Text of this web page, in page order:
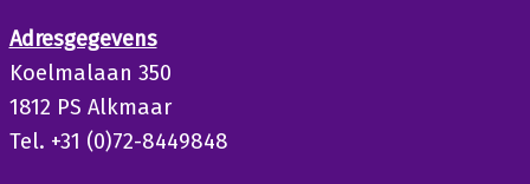
Adresgegevens
Koelmalaan 350
1812 PS Alkmaar
Tel. +31 (0)72-8449848